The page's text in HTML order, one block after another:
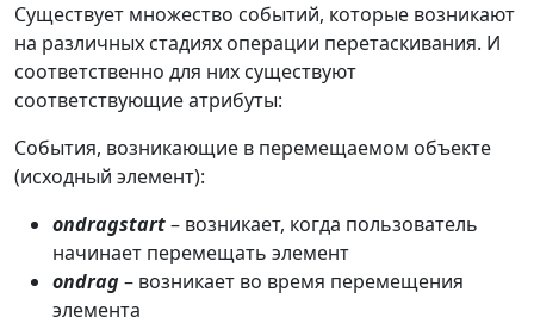
Существует множество событий, которые возникают
на различных стадиях операции перетаскивания. И
соответственно для них существуют
соответствующие атрибуты:
События, возникающие в перемещаемом объекте
(исходный элемент):
ondragstart– возникает, когда пользователь
начинает перемещать элемент
ondrag– возникает во время перемещения
элемента